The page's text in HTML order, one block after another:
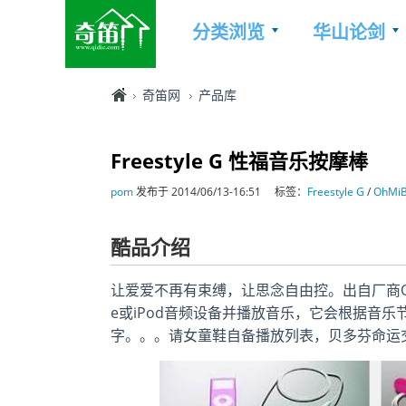
分类浏览 华山论剑
奇笛网 产品库
Freestyle G 性福音乐按摩棒
pom发布于 2014/06/13-16:51 标签： Freestyle G /
酷品介绍
让爱爱不再有束缚，让思念自由控。出自厂
e或iPod音频设备并播放音乐，它会根据音乐
字。。。请女童鞋自备播放列表，贝多芬命